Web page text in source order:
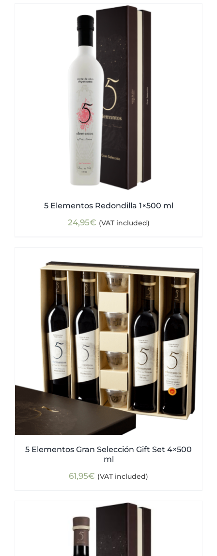
5 Elementos Redondilla 1×500 ml
24,95€ (VAT included)
5 Elementos Gran Selección Gift Set 4×500
ml
61,95€ (VAT included)